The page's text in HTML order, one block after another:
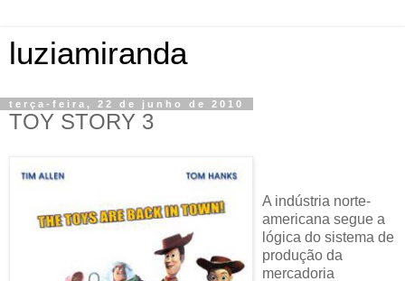
luziamiranda
terça-feira, 22 de junho de 2010
TOY STORY 3
A indústria norte-
americana segue a
lógica do sistema de
produção da
mercadoria